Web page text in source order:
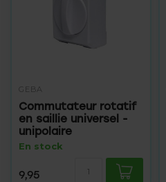
GEBA
Commutateur rotatif
en saillie universel -
unipolaire
En stock
9,95